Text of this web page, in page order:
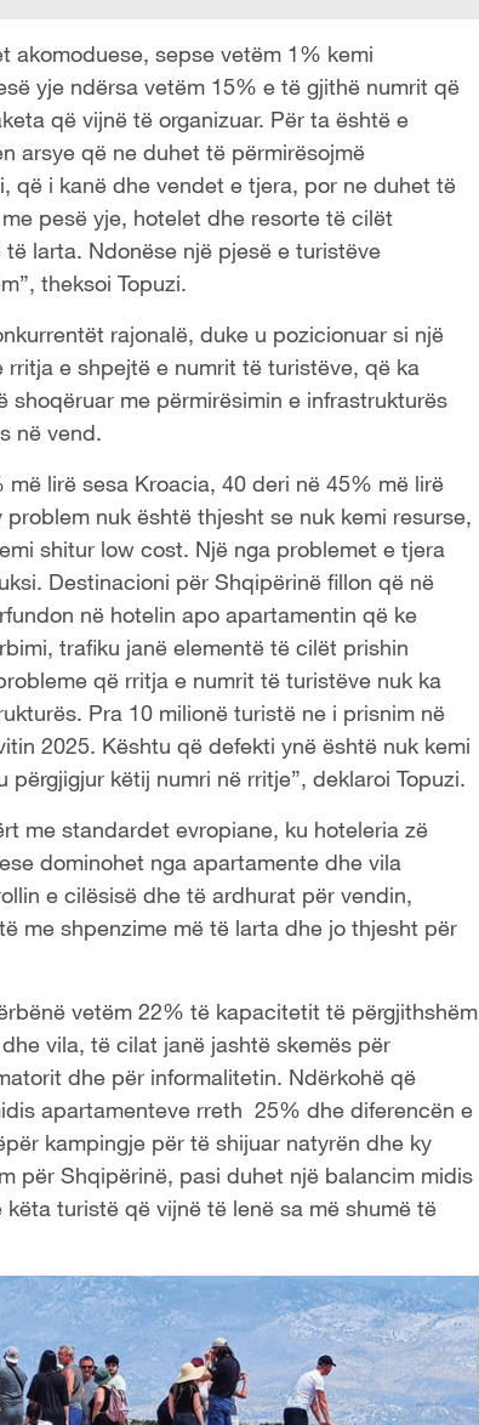
akomoduese, sepse vetëm 1% kemi
yje ndërsa vetëm 15% e të gjithë numrit që
që vijnë të organizuar. Për ta është e
arsye që ne duhet të përmirësojmë
që i kanë dhe vendet e tjera, por ne duhet të
pesë yje, hotelet dhe resorte të cilët
larta. Ndonëse një pjesë e turistëve
theksoi Topuzi.
rajonalë, duke u pozicionuar si një
e shpejtë e numrit të turistëve, që ka
me përmirësimin e infrastrukturës
në vend.
lirë sesa Kroacia, 40 deri në 45% më lirë
nuk është thjesht se nuk kemi resurse,
shitur low cost. Një nga problemet e tjera
Destinacioni për Shqipërinë fillon që në
në hotelin apo apartamentin që ke
trafiku janë elementë të cilët prishin
që rritja e numrit të turistëve nuk ka
Pra 10 milionë turistë ne i prisnim në
2025. Kështu që defekti ynë është nuk kemi
këtij numri në rritje”, deklaroi Topuzi.
me standardet evropiane, ku hoteleria zë
dominohet nga apartamente dhe vila
e cilësisë dhe të ardhurat për vendin,
me shpenzime më të larta dhe jo thjesht për
vetëm 22% të kapacitetit të përgjithshëm
vila, të cilat janë jashtë skemës për
dhe për informalitetin. Ndërkohë që
apartamenteve rreth 25% dhe diferencën e
kampingje për të shijuar natyrën dhe ky
për Shqipërinë, pasi duhet një balancim midis
turistë që vijnë të lenë sa më shumë të